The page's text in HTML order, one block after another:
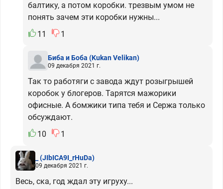
балтику, а потом коробки. трезвым умом не
понять зачем эти коробки нужны...
11
1
Биба и Боба (Kukan Velikan)
09 декабря 2021 г.
Так то работяги с завода ждут розыгрышей
коробок у блогеров. Тарятся мажорики
офисные. А бомжики типа тебя и Сержа только
обсуждают.
10
1
(JIbICA9I_rHuDa)
09 декабря 2021 г.
Весь, ска, год ждал эту игруху...